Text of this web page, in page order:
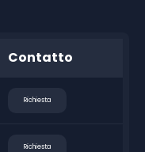
Contatto
Richiesta
Richiesta